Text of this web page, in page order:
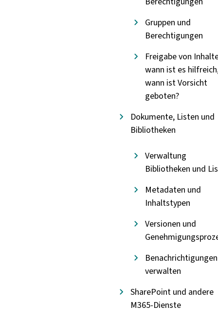
Gruppen und
Berechtigungen
Freigabe von
wann ist es
wann ist Vorsicht
geboten?
Dokumente, Listen und
Bibliotheken
Verwaltung
Bibliotheken und
Metadaten und
Inhaltstypen
Versionen und
Benachrichtigungen
verwalten
SharePoint und andere
M365-Dienste